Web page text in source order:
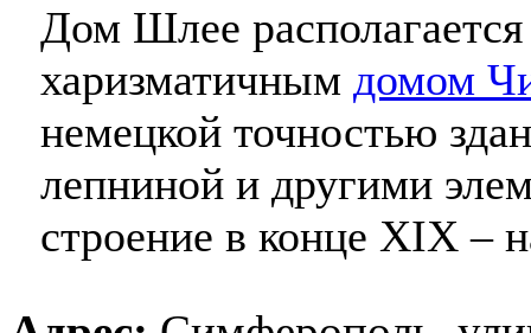
Дом Шлее располагается
харизматичным домом
немецкой точностью
лепниной и другими
строение в конце XIX –